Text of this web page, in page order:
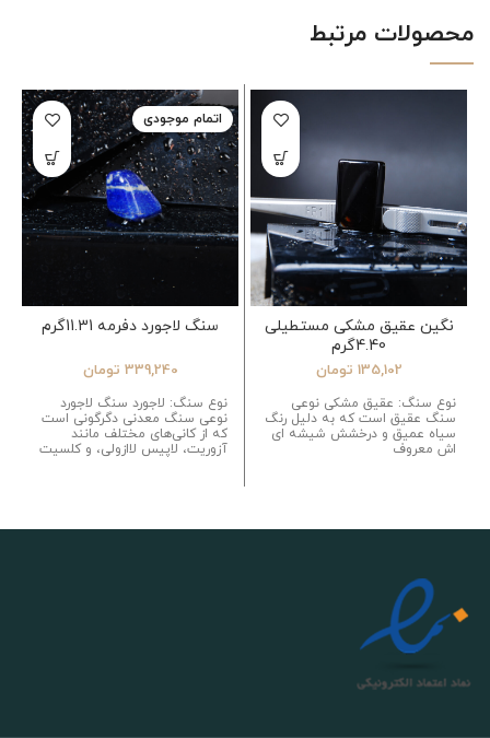
محصولات مرتبط
نگین عقیق مشکی مستطیلی
4.40گرم
135,102 تومان
نوع سنگ: عقیق مشکی نوعی
سنگ عقیق است که به دلیل رنگ
سیاه عمیق و درخشش شیشه ای
اش معروف
اتمام موجودی
سنگ لاجورد دفرمه 11.31گرم
339,240 تومان
نوع سنگ: لاجورد سنگ لاجورد
نوعی سنگ معدنی دگرگونی است
که از کانی‌های مختلف مانند
آزوریت، لاپیس لاازولی، و کلسیت